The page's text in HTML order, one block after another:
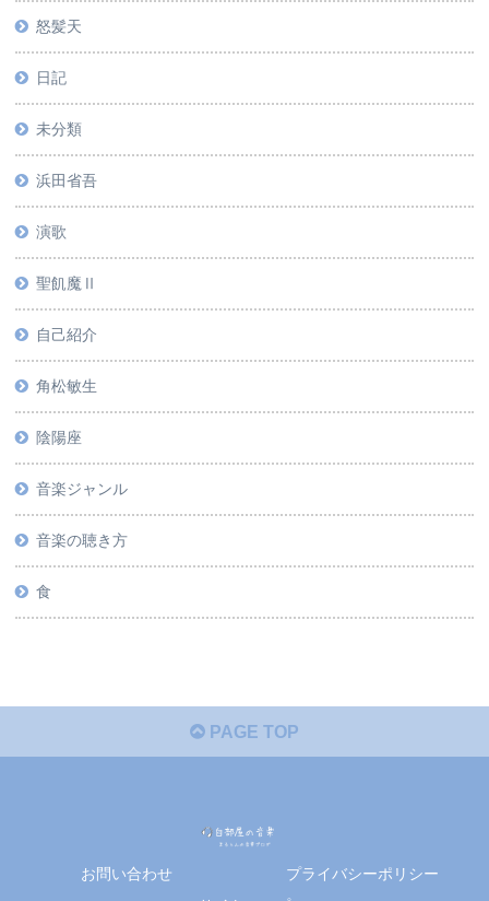
怒髪天
日記
未分類
浜田省吾
演歌
聖飢魔Ⅱ
自己紹介
角松敏生
陰陽座
音楽ジャンル
音楽の聴き方
食
PAGE TOP
お問い合わせ
プライバシーポリシー